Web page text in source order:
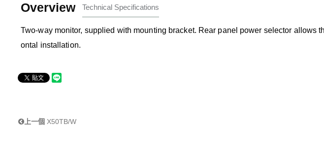
Overview Technical Specifications
Two-way monitor, supplied with mounting bracket. Rear panel power selector allows
ontal installation.
上一個 X50TB/W